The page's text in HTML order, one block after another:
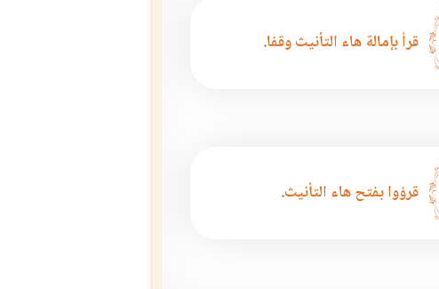
قرأ بإمالة هاء التأنيث وقفا.
قرؤوا بفتح هاء التأنيث.